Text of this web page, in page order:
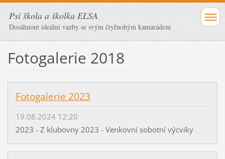
Psí škola a školka ELSA
Dosáhnout ideální vazby se svým čtyřnohým kamarádem
Fotogalerie 2018
Fotogalerie 2023
19.08.2024 12:20
2023 - Z klubovny 2023 - Venkovní sobotní výcviky